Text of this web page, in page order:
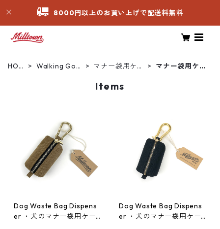
8000円以上のお買い上げで配送料無料
HOM
Walking Goo
マナー袋用ケー
マナー袋用ケー
Items
Dog Waste Bag Dispens
er ・犬のマナー袋用ケー
Dog Waste Bag Dispens
er ・犬のマナー袋用ケー